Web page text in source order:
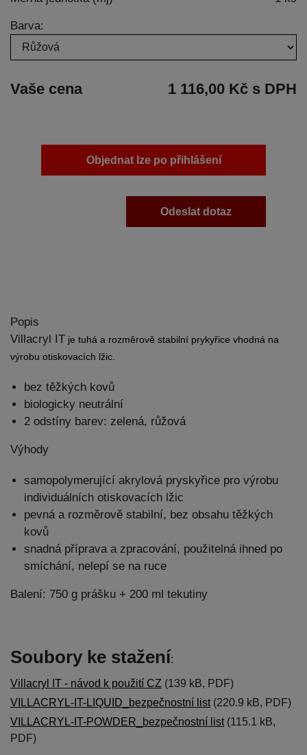
Barva:
Vaše cena 1 116,00 Kč s DPH
Objednat lze po přihlášení
Odeslat dotaz
Popis
Villacryl IT je tuhá a rozměrově stabilní prykyřice vhodná na
výrobu otiskovacích lžic.
bez těžkých kovů
biologicky neutrální
2 odstíny barev: zelená, růžová
Výhody
samopolymerující akrylová pryskyřice pro výrobu
individuálních otiskovacích lžic
pevná a rozměrově stabilní, bez obsahu těžkých
kovů
snadná příprava a zpracování, použitelná ihned po
smíchání, nelepí se na ruce
Balení: 750 g prášku + 200 ml tekutiny
Soubory ke stažení:
Villacryl IT - návod k použití CZ (139 kB, PDF)
VILLACRYL-IT-LIQUID_bezpečnostní list(220.9 kB, PDF)
VILLACRYL-IT-POWDER_bezpečnostní list(115.1 kB,
PDF)